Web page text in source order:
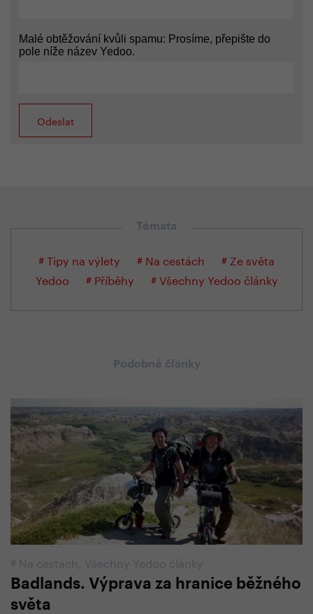
Malé obtěžování kvůli spamu: Prosíme, přepište do
pole níže název Yedoo.
Témata
# Tipy na výlety # Na cestách
# Ze světa
Yedoo
# Příběhy # Všechny Yedoo články
Podobné články
# Na cestách Všechny Yedoo články
Badlands. Výprava za hranice běžného
světa